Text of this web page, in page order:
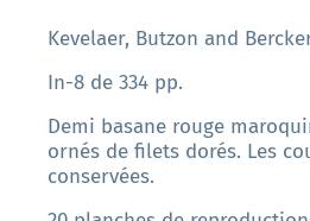
Kevelaer, Butzon and
In-8 de 334 pp.
Demi basane rouge
ornés de filets dorés. Les
conservées.